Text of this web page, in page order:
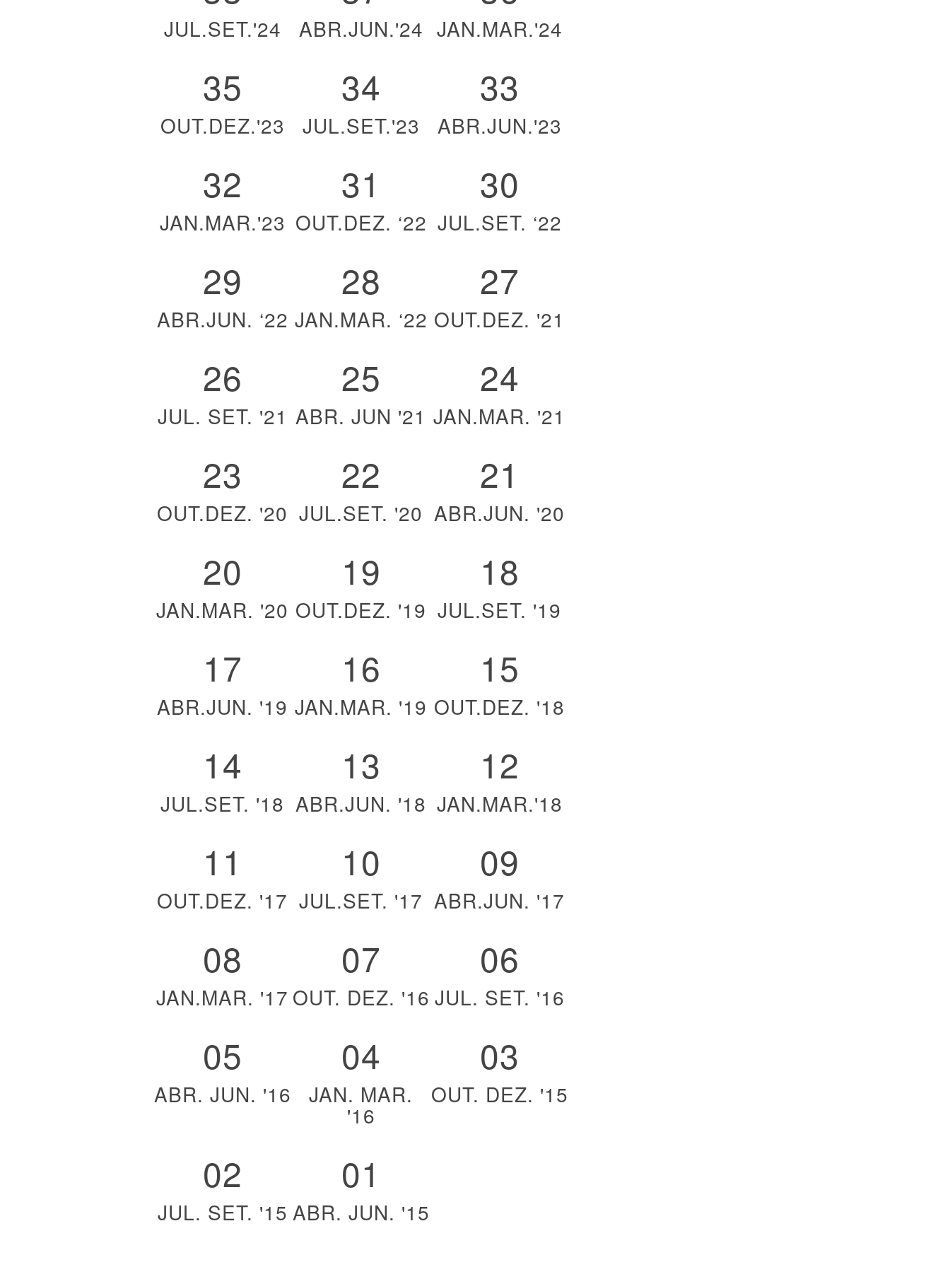
JUL.SET.'24 ABR.JUN.'24 JAN.MAR.'24
35
OUT.DEZ.'23
34
JUL.SET.'23
33
ABR.JUN.'23
32
JAN.MAR.'23
31
OUT.DEZ. ‘22
30
JUL.SET. ‘22
29
ABR.JUN. ‘22
28
JAN.MAR. ‘22
27
OUT.DEZ. '21
26
JUL. SET. '21
25
ABR. JUN '21
24
JAN.MAR. '21
23
OUT.DEZ. '20
22
JUL.SET. '20
21
ABR.JUN. '20
20
JAN.MAR. '20
19
OUT.DEZ. '19
18
JUL.SET. '19
17
ABR.JUN. '19
16
JAN.MAR. '19
15
OUT.DEZ. '18
14
JUL.SET. '18
13
ABR.JUN. '18
12
JAN.MAR.'18
11
OUT.DEZ. '17
10
JUL.SET. '17
09
ABR.JUN. '17
08
JAN.MAR. '17
07
OUT. DEZ. '16
06
JUL. SET. '16
05
ABR. JUN. '16
04
JAN. MAR.
'16
03
OUT. DEZ. '15
02
JUL. SET. '15
01
ABR. JUN. '15